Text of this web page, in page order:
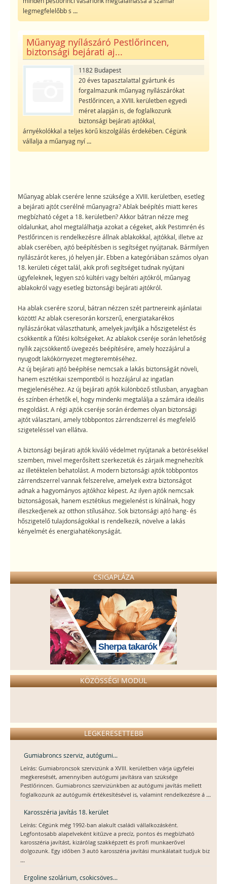
legmegfelelőbb s ...
Műanyag nyílászáró Pestlőrincen,
biztonsági bejárati aj...
1182 Budapest
20 éves tapasztalattal gyártunk és
forgalmazunk műanyag nyílászárókat
Pestlőrincen, a XVIII. kerületben egyedi
méret alapján is, de foglalkozunk
biztonsági bejárati ajtókkal,
árnyékolókkal a teljes körű kiszolgálás érdekében. Cégünk
vállalja a műanyag nyí...
Műanyag ablak cserére lenne szüksége a XVIII. kerületben, esetleg
a bejárati ajtót cserélné műanyagra? Ablak beépítés miatt keres
megbízható céget a 18. kerületben? Akkor bátran nézze meg
oldalunkat, ahol megtalálhatja azokat a cégeket, akik Pestimrén és
Pestlőrincen is rendelkezésre állnak ablakokkal, ajtókkal, illetve az
ablak cserében, ajtó beépítésben is segítséget nyújtanak. Bármilyen
nyílászárót keres, jó helyen jár. Ebben a kategóriában számos olyan
18. kerületi céget talál, akik profi segítséget tudnak nyújtani
ügyfeleknek, legyen szó kültéri vagy beltéri ajtókról, műanyag
ablakokról vagy esetleg biztonsági bejárati ajtókról.
Ha ablak cserére szorul, bátran nézzen szét partnereink ajánlatai
között! Az ablak cseresorán korszerű, energiatakarékos
nyílászárókat választhatunk, amelyek javítják a hőszigetelést és
csökkentik a fűtési költségeket. Az ablakok cseréje során lehetőség
nyílik zajcsökkentő üvegezés beépítésére, amely hozzájárul a
nyugodt lakókörnyezet megteremtéséhez.
Az új bejárati ajtó beépítése nemcsak a lakás biztonságát növeli,
hanem esztétikai szempontból is hozzájárul az ingatlan
megjelenéséhez. Az új bejárati ajtók különböző stílusban, anyagban
és színben érhetők el, hogy mindenki megtalálja a számára ideális
megoldást. A régi ajtók cseréje során érdemes olyan biztonsági
ajtót választani, amely többpontos zárrendszerrel és megfelelő
szigeteléssel van ellátva.
A biztonsági bejárati ajtók kiváló védelmet nyújtanak a betörésekkel
szemben, mivel megerősített szerkezetük és zárjaik megnehezítik
az illetéktelen behatolást. A modern biztonsági ajtók többpontos
zárrendszerrel vannak felszerelve, amelyek extra biztonságot
adnak a hagyományos ajtókhoz képest. Az ilyen ajtók nemcsak
biztonságosak, hanem esztétikus megjelenést is kínálnak, hogy
illeszkedjenek az otthon stílusához. Sok biztonsági ajtó hang- és
hőszigetelő tulajdonságokkal is rendelkezik, növelve a lakás
kényelmét és energiahatékonyságát.
CSIGAPLÁZA
Sherpa takarók
KÖZÖSSÉGI MODUL
LEGKERESETTEBB
Gumiabroncs szerviz, autógumi...
Leírás: Gumiabroncsok szervizünk a XVIII. kerületben várja ügyfelei
megkeresését, amennyiben autógumi javításra van szüksége
Pestlőrincen. Gumiabroncs szervizünkben az autógumi javítás mellett
foglalkozunk az autógumik értékesítésével is, valamint rendelkezésre á ...
Karosszéria javítás 18. kerület
Leírás: Cégünk még 1992-ban alakult családi vállalkozásként.
Legfontosabb alapelveként kitűzve a precíz, pontos és megbízható
karosszéria javítást, kizárólag szakképzett és profi munkaerővel
dolgozunk. Egy időben 3 autó karosszéria javítási munkálatait tudjuk biz
...
Ergoline szolárium, csokicsöves...